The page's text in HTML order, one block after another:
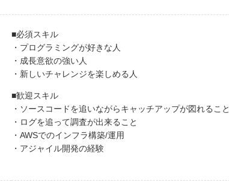
■必須スキル
・プログラミングが好きな人
・成長意欲の強い人
・新しいチャレンジを楽しめる人
■歓迎スキル
・ソースコードを追いながらキャッチアップが図れること
・ログを追って調査が出来ること
・AWSでのインフラ構築/運用
・アジャイル開発の経験